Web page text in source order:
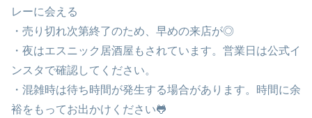
レーに会える
・売り切れ次第終了のため、早めの来店が◎
・夜はエスニック居酒屋もされています。営業日は公式イ
ンスタで確認してください。
・混雑時は待ち時間が発生する場合があります。時間に余
裕をもってお出かけください🐸